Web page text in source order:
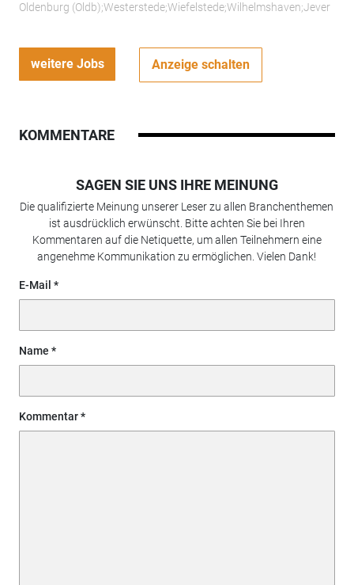
Oldenburg (Oldb);Westerstede;Wiefelstede;Wilhelmshaven;Jever
weitere Jobs Anzeige schalten
KOMMENTARE
SAGEN SIE UNS IHRE MEINUNG
Die qualifizierte Meinung unserer Leser zu allen Branchenthemen
ist ausdrücklich erwünscht. Bitte achten Sie bei Ihren
Kommentaren auf die Netiquette, um allen Teilnehmern eine
angenehme Kommunikation zu ermöglichen. Vielen Dank!
E-Mail
Name
Kommentar